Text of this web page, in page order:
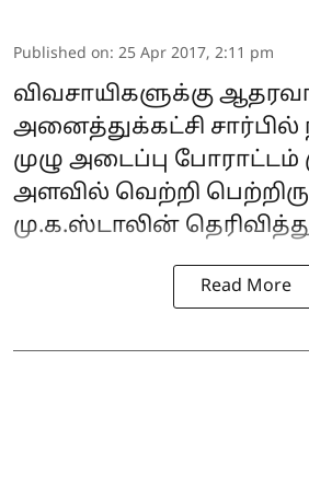
Published on: 25 Apr 2017, 2:11 pm
விவசாயிகளுக்கு
அனைத்துக்கட்சி சார்பில்
முழு அடைப்பு
அளவில் வெற்றி
மு.க.ஸ்டாலின்
Read More